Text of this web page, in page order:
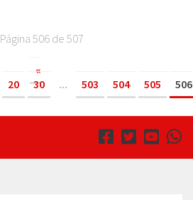
Página 506 de 507
«
20 30 ... 503 504 505 506